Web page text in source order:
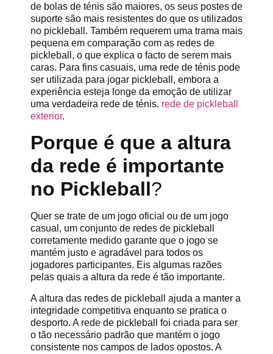
de bolas de ténis são maiores, os seus postes de
suporte são mais resistentes do que os utilizados
no pickleball. Também requerem uma trama mais
pequena em comparação com as redes de
pickleball, o que explica o facto de serem mais
caras. Para fins casuais, uma rede de ténis pode
ser utilizada para jogar pickleball, embora a
experiência esteja longe da emoção de utilizar
uma verdadeira rede de ténis. rede de pickleball
exterior.
Porque é que a altura
da rede é importante
no Pickleball?
Quer se trate de um jogo oficial ou de um jogo
casual, um conjunto de redes de pickleball
corretamente medido garante que o jogo se
mantém justo e agradável para todos os
jogadores participantes. Eis algumas razões
pelas quais a altura da rede é tão importante.
A altura das redes de pickleball ajuda a manter a
integridade competitiva enquanto se pratica o
desporto. A rede de pickleball foi criada para ser
o tão necessário padrão que mantém o jogo
consistente nos campos de lados opostos. A